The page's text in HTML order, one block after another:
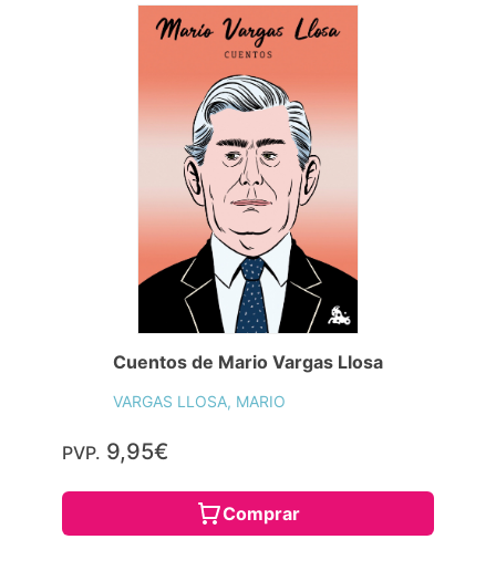
Cuentos de Mario Vargas Llosa
VARGAS LLOSA, MARIO
PVP. 9,95€
Comprar